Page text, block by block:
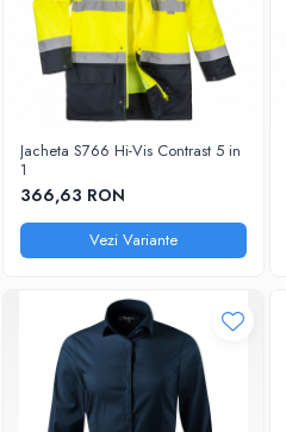
Jacheta S766 Hi-Vis Contrast 5 in
1
366,63 RON
Vezi Variante